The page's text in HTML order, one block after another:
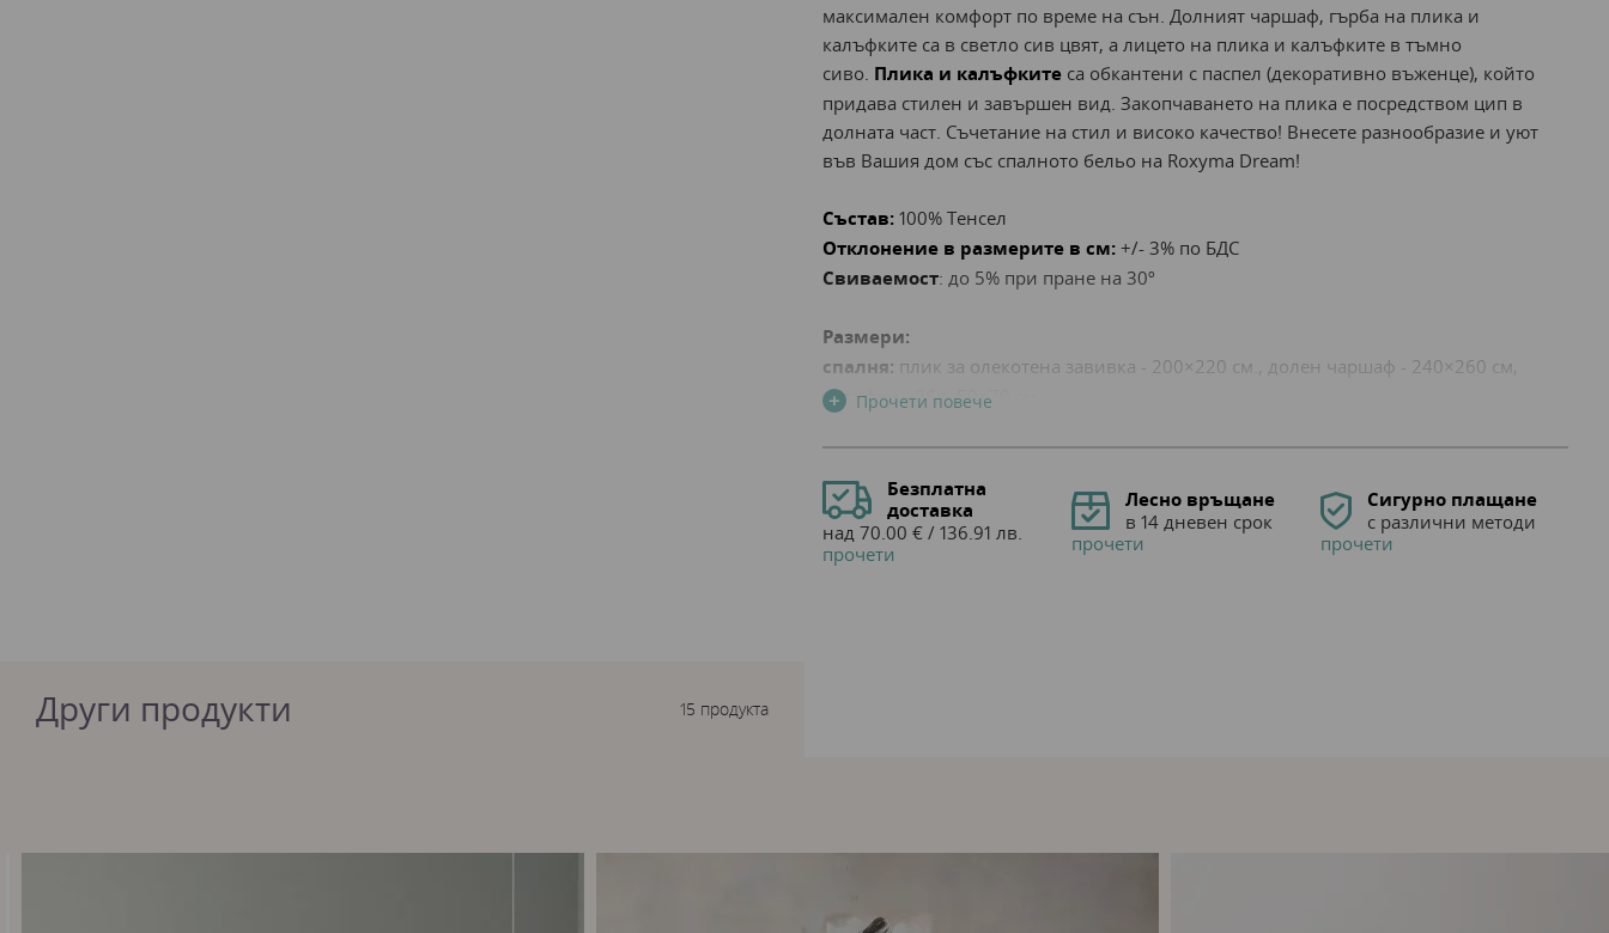
максимален комфорт по време на сън. Долният чаршаф, гърба на плика и
калъфките са в светло сив цвят, а лицето на плика и калъфките в тъмно
сиво. Плика и калъфкитеса обкантени с паспел (декоративно въженце), който
придава стилен и завършен вид. Закопчаването на плика е посредством цип в
долната част. Съчетание на стил и високо качество! Внесете разнообразие и уют
във Вашия дом със спалното бельо на Roxyma Dream!
Състав:100% Тенсел
Отклонение в размерите в см:+/- 3% по БДС
Свиваемост: до 5% при пране на 30º
Размери:
спалня: плик за олекотена завивка - 200×220 см., долен чаршаф - 240×260 см,
калъфки - 2бр. 50×70 см.
см, калъфки - 2бр. 50×70 см.
макси спалня:2бр.
240×260 см, калъфки - 2бр. 50×70 см.
Изображенията са илюстративни, описващи общите характеристики на
+ Прочети повече
Безплатна
доставка
над 70.00 € / 136.91 лв.
прочети
Лесно връщане
в 14 дневен срок
прочети
Сигурно плащане
с различни методи
прочети
Други продукти 15 продукта